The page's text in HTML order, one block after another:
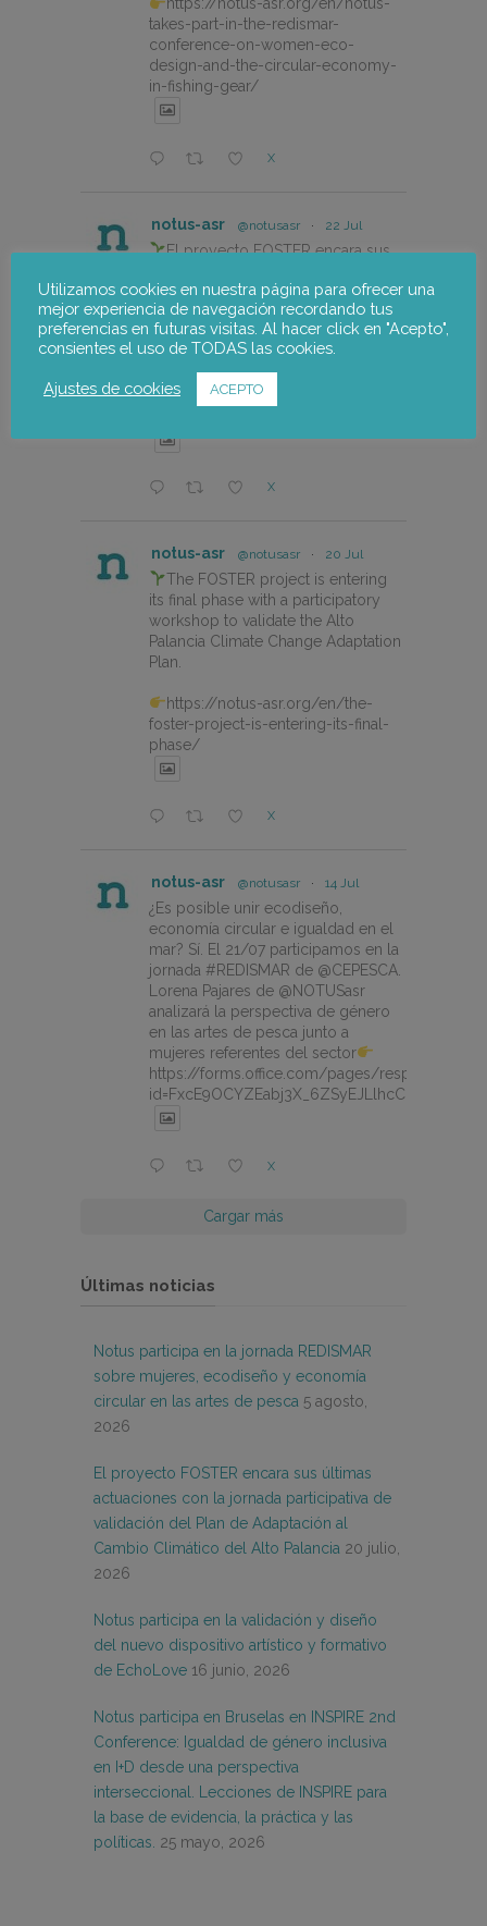
https://notus-asr.org/en/notus-
takes-part-in-the-redismar-
conference-on-women-eco-
design-and-the-circular-economy-
in-fishing-gear/
X
notus-asr @notusasr · 22 Jul
El proyecto FOSTER encara sus
participativa de validación del Plan
de Adaptación al Cambio Climático
del Alto Palancia.
https://notus-asr.org/el-
proyecto-foster-encara-sus-
X
notus-asr @notusasr · 20 Jul
The FOSTER project is entering
its final phase with a participatory
workshop to validate the Alto
Palancia Climate Change Adaptation
Plan.
https://notus-asr.org/en/the-
foster-project-is-entering-its-final-
phase/
X
notus-asr @notusasr · 14 Jul
¿Es posible unir ecodiseño,
economía circular e igualdad en el
mar? Sí. El 21/07 participamos en la
jornada #REDISMAR de @CEPESCA.
Lorena Pajares de @NOTUSasr
analizará la perspectiva de género
en las artes de pesca junto a
mujeres referentes del sector
https://forms.office.com/pages/
X
Cargar más
Últimas noticias
Notus participa en la jornada REDISMAR
sobre mujeres, ecodiseño y economía
circular en las artes de pesca 5 agosto,
2026
El proyecto FOSTER encara sus últimas
actuaciones con la jornada participativa de
validación del Plan de Adaptación al
Cambio Climático del Alto Palancia 20 julio,
2026
Notus participa en la validación y diseño
del nuevo dispositivo artístico y formativo
de EchoLove 16 junio, 2026
Notus participa en Bruselas en INSPIRE 2nd
Conference: Igualdad de género inclusiva
en I+D desde una perspectiva
interseccional. Lecciones de INSPIRE para
la base de evidencia, la práctica y las
políticas. 25 mayo, 2026
Utilizamos cookies en nuestra página para ofrecer una
mejor experiencia de navegación recordando tus
preferencias en futuras visitas. Al hacer click en "Acepto",
consientes el uso de TODAS las cookies.
Ajustes de cookies ACEPTO